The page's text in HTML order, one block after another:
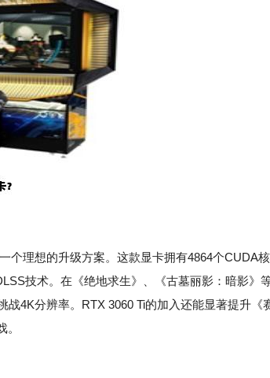
个理想的升级方案。这款显卡拥有4864个CUDA
技术。在《绝地求生》、《古墓丽影：暗影》
4K分辨率。RTX 3060 Ti的加入还能显著提升《